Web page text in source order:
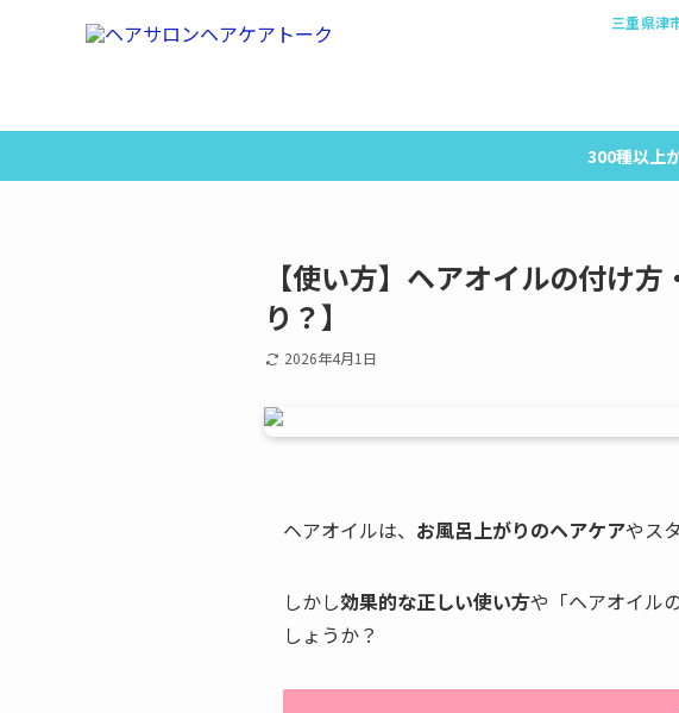
三重県津
300種以上
【使い方】ヘアオイルの付け
り？】
2026年4月1日
ヘアオイルは、 お風呂上がりのヘアケアやス
しかし効果的な正しい使い方や「ヘアオイル
しょうか？